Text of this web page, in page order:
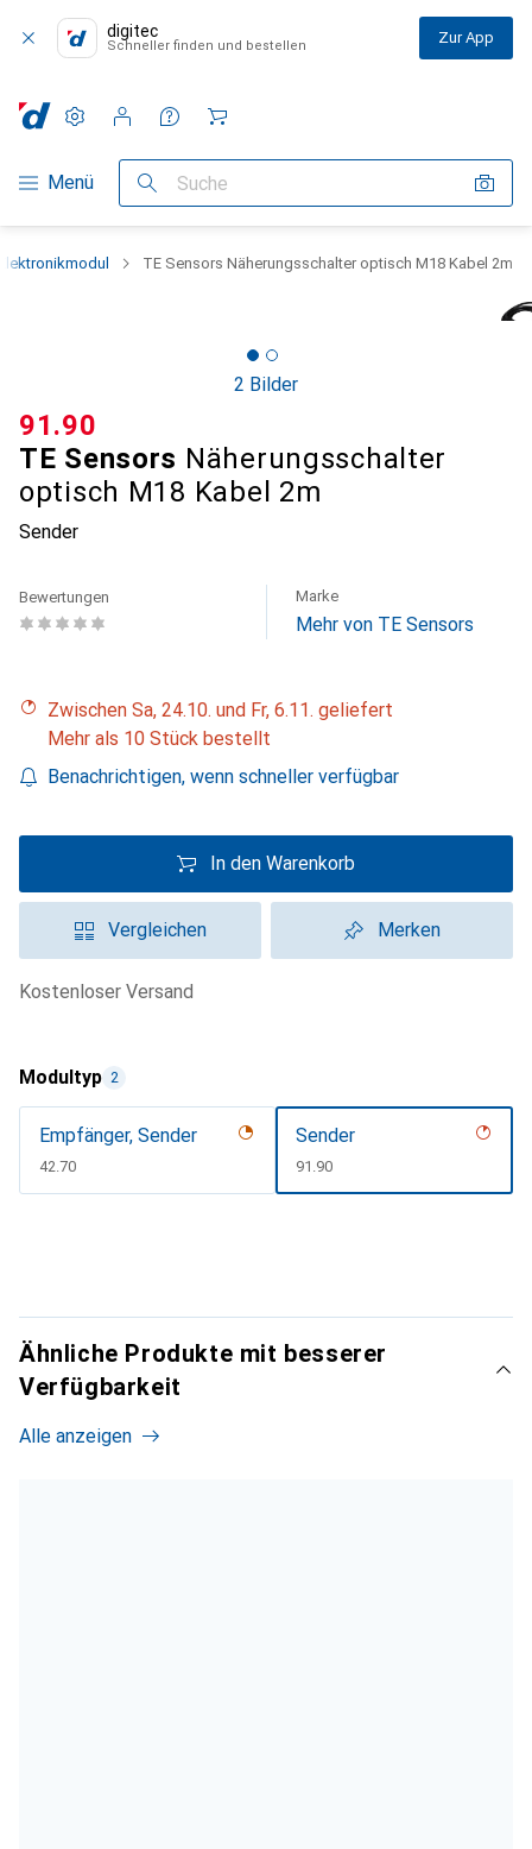
digitec
Schneller finden und bestellen Zur App
Navigation nach Kategorien
Menü Suche
Einstellungen
Kundenkonto
Vergleichslisten
Merklisten
Warenkorb
TE Sensors Näherungsschalter optisch M18 Kabel 2m
2 Bilder
TE Sensors Näherungsschalter
optisch M18 Kabel 2m
Sender
CHF
91.90
Bewertungen Marke
Mehr von TE Sensors
Zwischen Sa, 24.10. und Fr, 6.11. geliefert
Mehr als 10 Stück bestellt
Benachrichtigen, wenn schneller verfügbar
In den Warenkorb
Vergleichen Merken
kostenloser Versand
Modultyp 2
Empfänger, Sender
CHF
42.70
Sender
CHF
91.90
Ähnliche Produkte mit besserer
Verfügbarkeit
Alle anzeigen